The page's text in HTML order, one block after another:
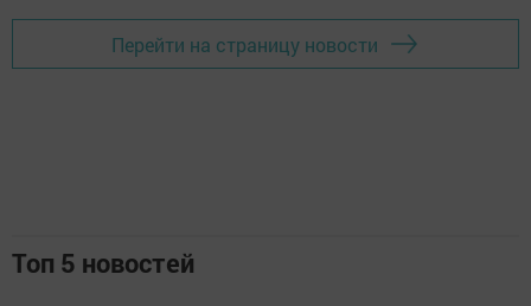
Перейти на страницу новости
Топ 5 новостей